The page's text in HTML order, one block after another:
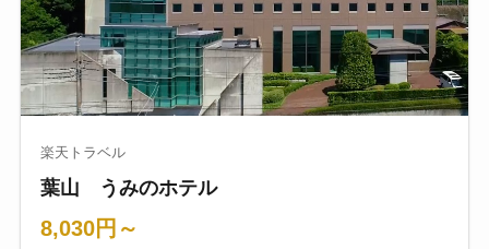
楽天トラベル
葉山 うみのホテル
8,030円～